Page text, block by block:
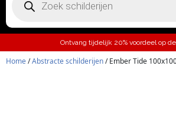
Ontvang tijdelijk 20% voordeel op
Home/Abstracte schilderijen/ Ember Tide